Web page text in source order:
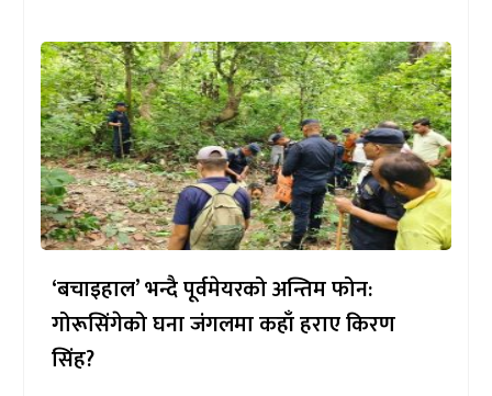
‘बचाइहाल’ भन्दै पूर्वमेयरको अन्तिम फोन:
गोरूसिंगेको घना जंगलमा कहाँ हराए किरण
सिंह?